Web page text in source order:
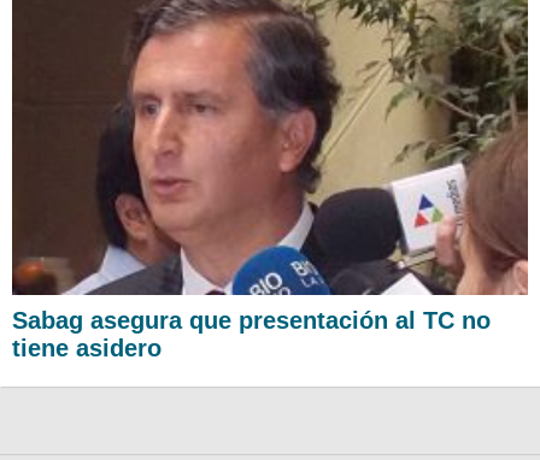
Sabag asegura que presentación al TC no
tiene asidero